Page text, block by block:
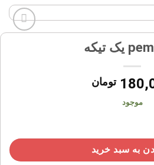
تومان
موجود
به سبد خرید